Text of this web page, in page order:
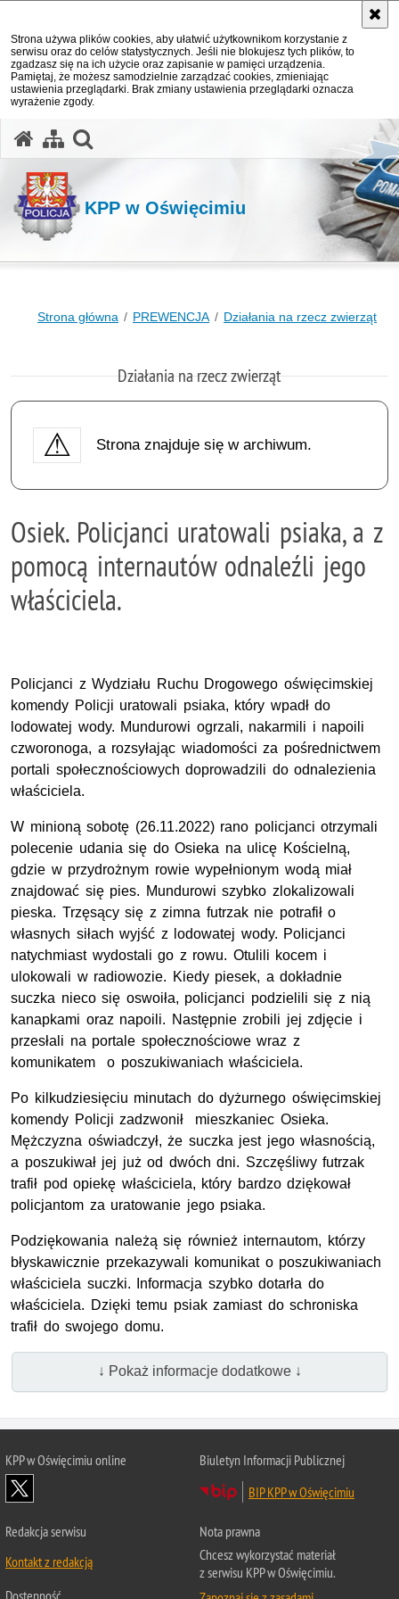
Strona używa plików cookies, aby ułatwić użytkownikom korzystanie z
serwisu oraz do celów statystycznych. Jeśli nie blokujesz tych plików, to
zgadzasz się na ich użycie oraz zapisanie w pamięci urządzenia.
Pamiętaj, że możesz samodzielnie zarządzać cookies, zmieniając
ustawienia przeglądarki. Brak zmiany ustawienia przeglądarki oznacza
wyrażenie zgody.
KPP w Oświęcimiu
Strona główna PREWENCJA Działania na rzecz zwierząt
Działania na rzecz zwierząt
Strona znajduje się w archiwum.
Osiek. Policjanci uratowali psiaka, a z
pomocą internautów odnaleźli jego
właściciela.
Policjanci z Wydziału Ruchu Drogowego oświęcimskiej
komendy Policji uratowali psiaka, który wpadł do
lodowatej wody. Mundurowi ogrzali, nakarmili i napoili
czworonoga, a rozsyłając wiadomości za pośrednictwem
portali społecznościowych doprowadzili do odnalezienia
właściciela.
W minioną sobotę (26.11.2022) rano policjanci otrzymali
polecenie udania się do Osieka na ulicę Kościelną,
gdzie w przydrożnym rowie wypełnionym wodą miał
znajdować się pies. Mundurowi szybko zlokalizowali
pieska. Trzęsący się z zimna futrzak nie potrafił o
własnych siłach wyjść z lodowatej wody. Policjanci
natychmiast wydostali go z rowu. Otulili kocem i
ulokowali w radiowozie. Kiedy piesek, a dokładnie
suczka nieco się oswoiła, policjanci podzielili się z nią
kanapkami oraz napoili. Następnie zrobili jej zdjęcie i
przesłali na portale społecznościowe wraz z
komunikatem o poszukiwaniach właściciela.
Po kilkudziesięciu minutach do dyżurnego oświęcimskiej
komendy Policji zadzwonił mieszkaniec Osieka.
Mężczyzna oświadczył, że suczka jest jego własnością,
a poszukiwał jej już od dwóch dni. Szczęśliwy futrzak
trafił pod opiekę właściciela, który bardzo dziękował
policjantom za uratowanie jego psiaka.
Podziękowania należą się również internautom, którzy
błyskawicznie przekazywali komunikat o poszukiwaniach
właściciela suczki. Informacja szybko dotarła do
właściciela. Dzięki temu psiak zamiast do schroniska
trafił do swojego domu.
↓ Pokaż informacje dodatkowe ↓
KPP w Oświęcimiu online
Biuletyn Informacji Publicznej
BIP KPP w Oświęcimiu
Redakcja serwisu
Kontakt z redakcją
Dostępność
Nota prawna
Chcesz wykorzystać materiał
z serwisu KPP w Oświęcimiu.